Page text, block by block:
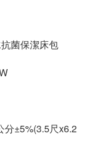
菌保潔床包
分±5%(3.5尺x6.2